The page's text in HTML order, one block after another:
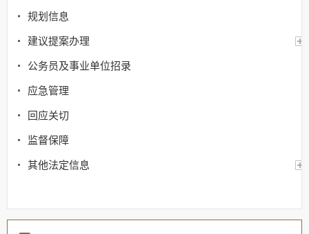
规划信息
建议提案办理
公务员及事业单位招录
应急管理
回应关切
监督保障
其他法定信息